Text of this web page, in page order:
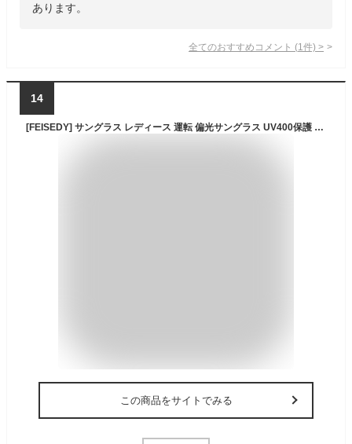
あります。
全てのおすすめコメント (1 件) >
14
[FEISEDY] サングラス レディース 運転 偏光サングラス UV400保護 サングラスメンズ 自転車／釣り／野球／ランニング 超軽量カラーレンズ B1062
この商品をサイトでみる